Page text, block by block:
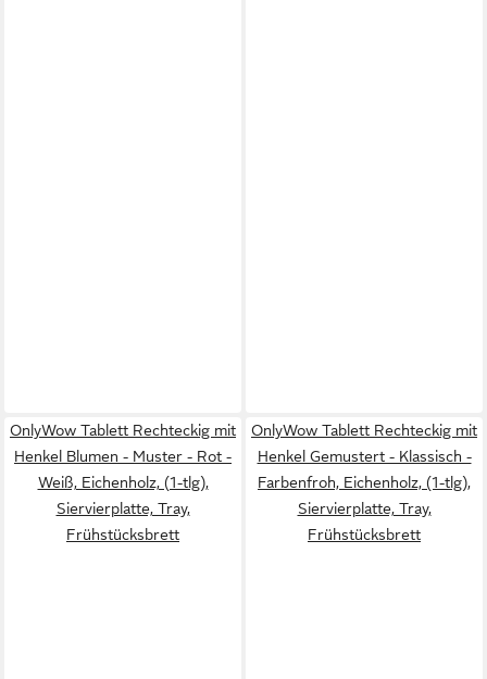
OnlyWow Tablett Rechteckig mit
Henkel Blumen - Muster - Rot -
Weiß, Eichenholz, (1-tlg),
Siervierplatte, Tray,
Frühstücksbrett
OnlyWow Tablett Rechteckig mit
Henkel Gemustert - Klassisch -
Farbenfroh, Eichenholz, (1-tlg),
Siervierplatte, Tray,
Frühstücksbrett